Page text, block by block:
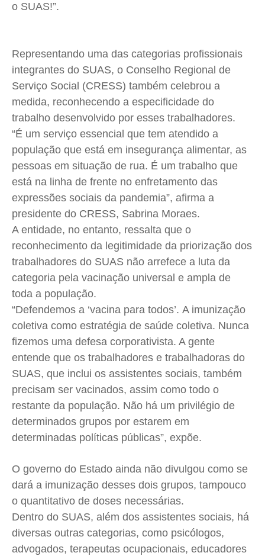
o SUAS!”.
Representando uma das categorias profissionais
integrantes do SUAS, o Conselho Regional de
Serviço Social (CRESS) também celebrou a
medida, reconhecendo a especificidade do
trabalho desenvolvido por esses trabalhadores.
“É um serviço essencial que tem atendido a
população que está em insegurança alimentar, as
pessoas em situação de rua. É um trabalho que
está na linha de frente no enfretamento das
expressões sociais da pandemia”, afirma a
presidente do CRESS, Sabrina Moraes.
A entidade, no entanto, ressalta que o
reconhecimento da legitimidade da priorização dos
trabalhadores do SUAS não arrefece a luta da
categoria pela vacinação universal e ampla de
toda a população.
“Defendemos a ‘vacina para todos’. A imunização
coletiva como estratégia de saúde coletiva. Nunca
fizemos uma defesa corporativista. A gente
entende que os trabalhadores e trabalhadoras do
SUAS, que inclui os assistentes sociais, também
precisam ser vacinados, assim como todo o
restante da população. Não há um privilégio de
determinados grupos por estarem em
determinadas políticas públicas”, expõe.
O governo do Estado ainda não divulgou como se
dará a imunização desses dois grupos, tampouco
o quantitativo de doses necessárias.
Dentro do SUAS, além dos assistentes sociais, há
diversas outras categorias, como psicólogos,
advogados, terapeutas ocupacionais, educadores